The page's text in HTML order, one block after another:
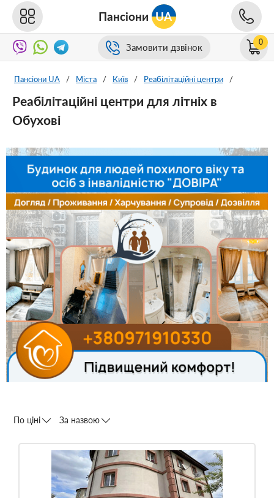
Пансіони UA
Замовити дзвінок 0
Пансіони UA / Міста / Київ / Реабілітаційні центри /
Реабілітаційні центри для літніх в
Обухові
По ціні За назвою